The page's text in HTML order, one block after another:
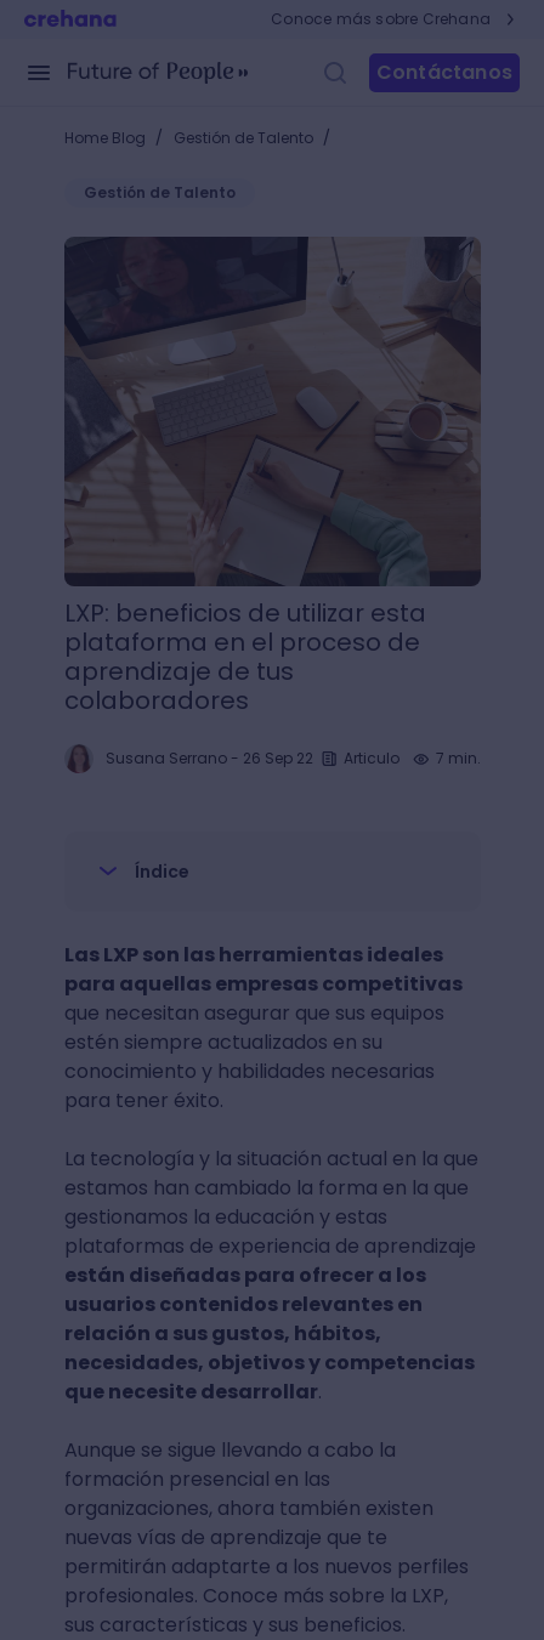
Conoce más sobre Crehana
Contáctanos
Home Blog / Gestión de Talento /
Gestión de Talento
LXP: beneficios de utilizar esta plataforma en el
LXP: beneficios de utilizar esta
plataforma en el proceso de
aprendizaje de tus
colaboradores
Susana Serrano- 26 Sep 22 Articulo 7 min.
Índice
Las LXP son las herramientas ideales
para aquellas empresas competitivas
que necesitan asegurar que sus equipos
estén siempre actualizados en su
conocimiento y habilidades necesarias
para tener éxito.
La tecnología y la situación actual en la que
estamos han cambiado la forma en la que
gestionamos la educación y estas
plataformas de experiencia de aprendizaje
están diseñadas para ofrecer a los
usuarios contenidos relevantes en
relación a sus gustos, hábitos,
necesidades, objetivos y competencias
que necesite desarrollar.
Aunque se sigue llevando a cabo la
formación presencial en las
organizaciones, ahora también existen
nuevas vías de aprendizaje que te
permitirán adaptarte a los nuevos perfiles
profesionales. Conoce más sobre la LXP,
sus características y sus beneficios.